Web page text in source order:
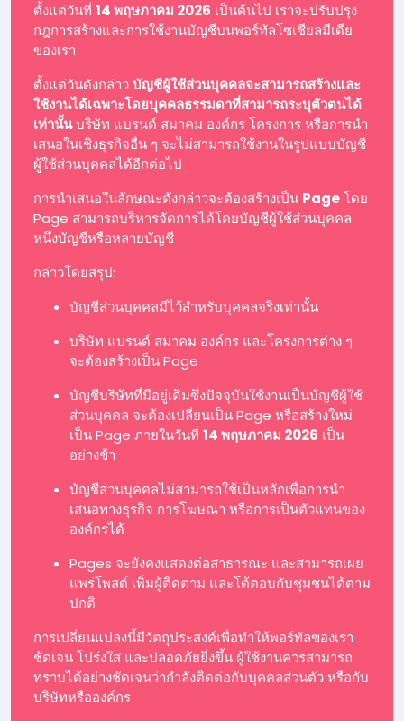
ตั้งแต่วันที่ 14 พฤษภาคม 2026 เป็นต้นไป เราจะปรับปรุง
กฎการสร้างและการใช้งานบัญชีบนพอร์ทัลโซเชียลมีเดีย
ของเรา
ตั้งแต่วันดังกล่าวบัญชีผู้ใช้ส่วนบุคคลจะสามารถสร้างและ
ใช้งานได้เฉพาะโดยบุคคลธรรมดาที่สามารถระบุตัวตนได้
เท่านั้นบริษัท แบรนด์ สมาคม องค์กร โครงการ หรือการนำ
เสนอในเชิงธุรกิจอื่น ๆ จะไม่สามารถใช้งานในรูปแบบบัญชี
ผู้ใช้ส่วนบุคคลได้อีกต่อไป
การนำเสนอในลักษณะดังกล่าวจะต้องสร้างเป็น Pageโดย
Page สามารถบริหารจัดการได้โดยบัญชีผู้ใช้ส่วนบุคคล
หนึ่งบัญชีหรือหลายบัญชี
กล่าวโดยสรุป:
บัญชีส่วนบุคคลมีไว้สำหรับบุคคลจริงเท่านั้น
บริษัท แบรนด์ สมาคม องค์กร และโครงการต่าง ๆ
จะต้องสร้างเป็น Page
บัญชีบริษัทที่มีอยู่เดิมซึ่งปัจจุบันใช้งานเป็นบัญชีผู้ใช้
ส่วนบุคคล จะต้องเปลี่ยนเป็น Page หรือสร้างใหม่
เป็น Page ภายในวันที่ 14 พฤษภาคม 2026 เป็น
อย่างช้า
บัญชีส่วนบุคคลไม่สามารถใช้เป็นหลักเพื่อการนำ
เสนอทางธุรกิจ การโฆษณา หรือการเป็นตัวแทนของ
องค์กรได้
Pages จะยังคงแสดงต่อสาธารณะ และสามารถเผย
แพร่โพสต์ เพิ่มผู้ติดตาม และโต้ตอบกับชุมชนได้ตาม
ปกติ
การเปลี่ยนแปลงนี้มีวัตถุประสงค์เพื่อทำให้พอร์ทัลของเรา
ชัดเจน โปร่งใส และปลอดภัยยิ่งขึ้น ผู้ใช้งานควรสามารถ
ทราบได้อย่างชัดเจนว่ากำลังติดต่อกับบุคคลส่วนตัว หรือกับ
บริษัทหรือองค์กร